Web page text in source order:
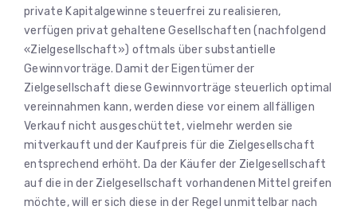
private Kapitalgewinne steuerfrei zu realisieren,
verfügen privat gehaltene Gesellschaften (nachfolgend
«Zielgesellschaft») oftmals über substantielle
Gewinnvorträge. Damit der Eigentümer der
Zielgesellschaft diese Gewinnvorträge steuerlich optimal
vereinnahmen kann, werden diese vor einem allfälligen
Verkauf nicht ausgeschüttet, vielmehr werden sie
mitverkauft und der Kaufpreis für die Zielgesellschaft
entsprechend erhöht. Da der Käufer der Zielgesellschaft
auf die in der Zielgesellschaft vorhandenen Mittel greifen
möchte, will er sich diese in der Regel unmittelbar nach